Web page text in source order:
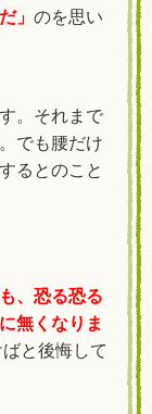
」 のを思い
。それまで
でも腰だけ
るとのこと
、恐る恐る
無くなりま
と後悔して